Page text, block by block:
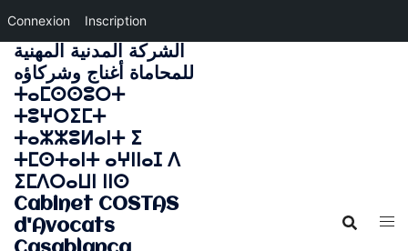
Connexion Inscription
Aller
au
contenu
الشركة المدنية المهنية
للمحاماة أغناج وشركاؤه
ⵜⴰⵎⵙⵙⵓⵔⵜ
ⵜⵓⵖⵔⵉⵎⵜ
ⵜⴰⵣⵣⵓⵍⴰⵏⵜ ⵉ
ⵜⵎⵙⵜⴰⵏⵜ ⴰⵖⵏⵏⴰⵊ ⴷ
ⵉⵎⴷⵔⴰⵡⵏ ⵏⵏⵙ
Cabinet COSTAS
d'Avocats